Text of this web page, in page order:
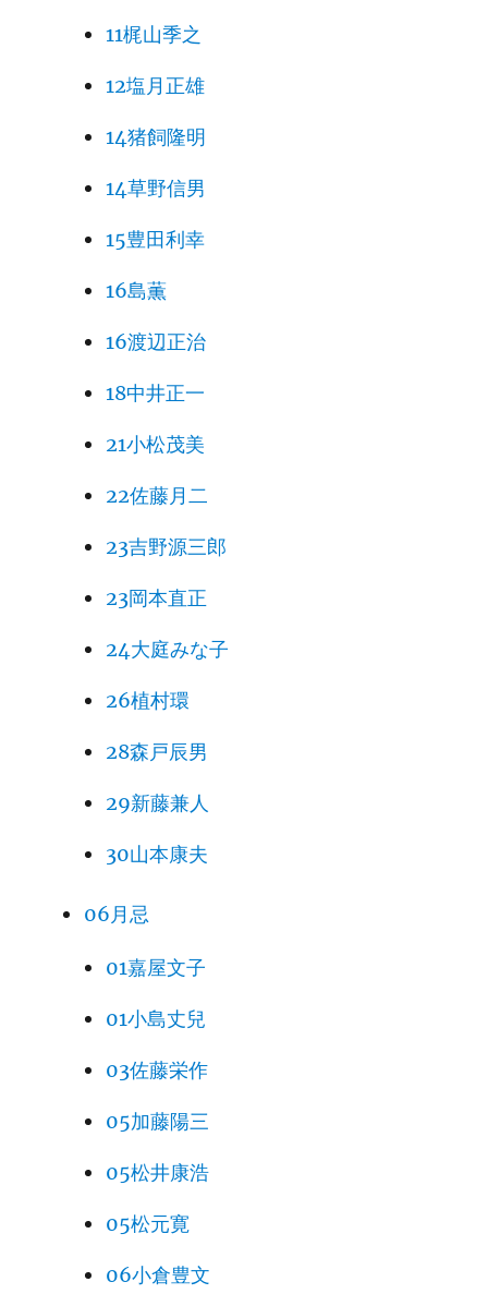
11梶山季之
12塩月正雄
14猪飼隆明
14草野信男
15豊田利幸
16島薫
16渡辺正治
18中井正一
21小松茂美
22佐藤月二
23吉野源三郎
23岡本直正
24大庭みな子
26植村環
28森戸辰男
29新藤兼人
30山本康夫
06月忌
01嘉屋文子
01小島丈兒
03佐藤栄作
05加藤陽三
05松井康浩
05松元寛
06小倉豊文